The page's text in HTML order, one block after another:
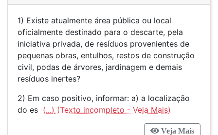
1) Existe atualmente área pública ou local
oficialmente destinado para o descarte, pela
iniciativa privada, de resíduos provenientes de
pequenas obras, entulhos, restos de construção
civil, podas de árvores, jardinagem e demais
resíduos inertes?
2) Em caso positivo, informar: a) a localização
do es (...)
Veja Mais